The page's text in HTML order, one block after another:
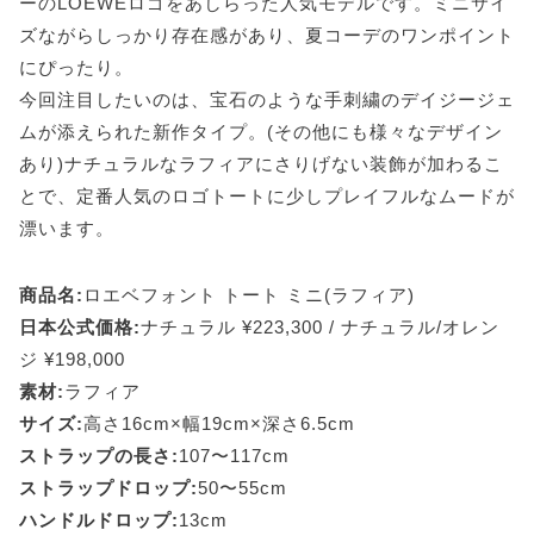
ズながらしっかり存在感があり、夏コーデのワンポイント
にぴったり。
今回注目したいのは、宝石のような手刺繍のデイジージェ
ムが添えられた新作タイプ。(その他にも様々なデザイン
あり)ナチュラルなラフィアにさりげない装飾が加わるこ
とで、定番人気のロゴトートに少しプレイフルなムードが
漂います。
商品名: ロエベフォント トート ミニ(ラフィア)
日本公式価格:ナチュラル ¥223,300 / ナチュラル/オレン
ジ ¥198,000
素材:ラフィア
サイズ:高さ16cm×幅19cm×深さ6.5cm
ストラップの長さ:107〜117cm
ストラップドロップ:50〜55cm
ハンドルドロップ:13cm